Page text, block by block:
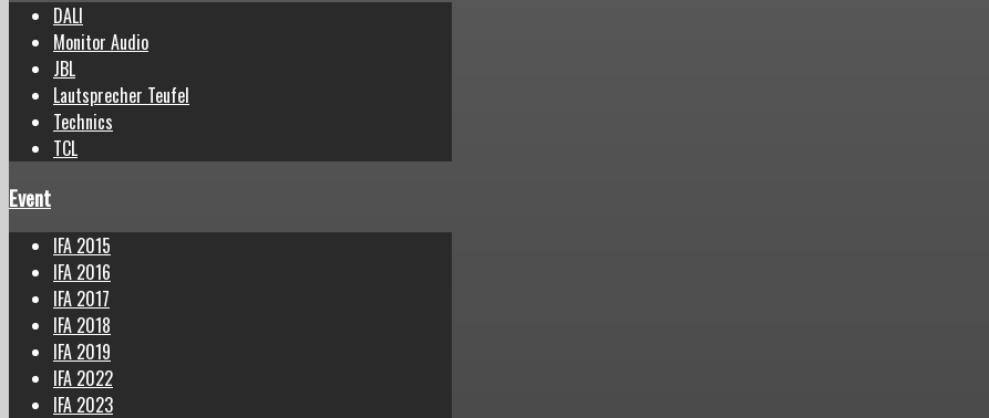
DALI
Monitor Audio
JBL
Lautsprecher Teufel
Technics
TCL
Event
IFA 2015
IFA 2016
IFA 2017
IFA 2018
IFA 2019
IFA 2022
IFA 2023